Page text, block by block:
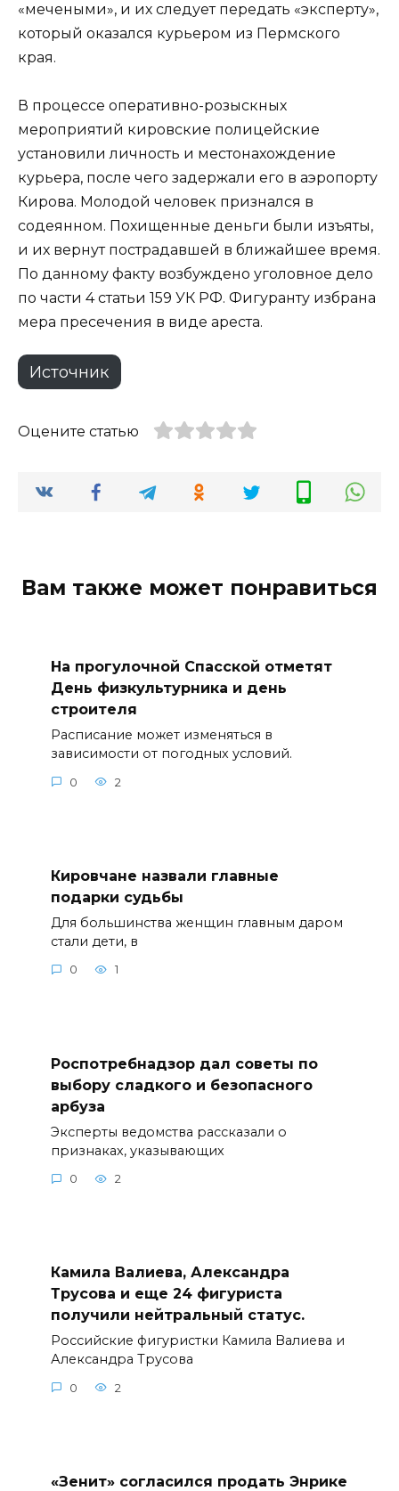
«мечеными», и их следует передать «эксперту»,
который оказался курьером из Пермского
края.
В процессе оперативно-розыскных
мероприятий кировские полицейские
установили личность и местонахождение
курьера, после чего задержали его в аэропорту
Кирова. Молодой человек признался в
содеянном. Похищенные деньги были изъяты,
и их вернут пострадавшей в ближайшее время.
По данному факту возбуждено уголовное дело
по части 4 статьи 159 УК РФ. Фигуранту избрана
мера пресечения в виде ареста.
Источник
Оцените статью
Вам также может понравиться
На прогулочной Спасской отметят
День физкультурника и день
строителя
Расписание может изменяться в
зависимости от погодных условий.
0 2
Кировчане назвали главные
подарки судьбы
Для большинства женщин главным даром
стали дети, в
0 1
Роспотребнадзор дал советы по
выбору сладкого и безопасного
арбуза
Эксперты ведомства рассказали о
признаках, указывающих
0 2
Камила Валиева, Александра
Трусова и еще 24 фигуриста
получили нейтральный статус.
Российские фигуристки Камила Валиева и
Александра Трусова
0 2
«Зенит» согласился продать Энрике